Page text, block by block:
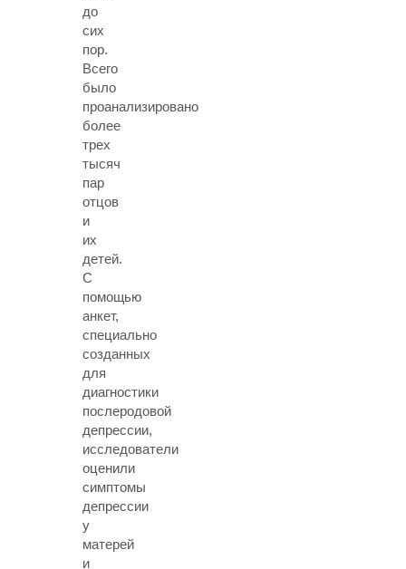
до
сих
пор.
Всего
было
проанализировано
более
трех
тысяч
пар
отцов
и
их
детей.
С
помощью
анкет,
специально
созданных
для
диагностики
послеродовой
депрессии,
исследователи
оценили
симптомы
депрессии
у
матерей
и